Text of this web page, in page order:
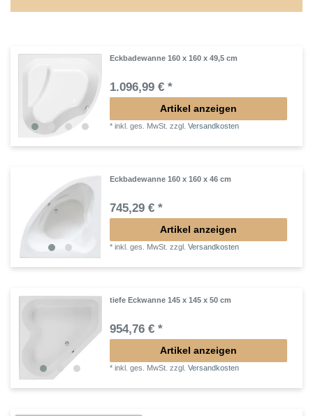
Eckbadewanne 160 x 160 x 49,5 cm
1.096,99 € *
Artikel anzeigen
*inkl. ges. MwSt. zzgl.Versandkosten
Eckbadewanne 160 x 160 x 46 cm
745,29 € *
Artikel anzeigen
*inkl. ges. MwSt. zzgl.Versandkosten
tiefe Eckwanne 145 x 145 x 50 cm
954,76 € *
Artikel anzeigen
*inkl. ges. MwSt. zzgl.Versandkosten